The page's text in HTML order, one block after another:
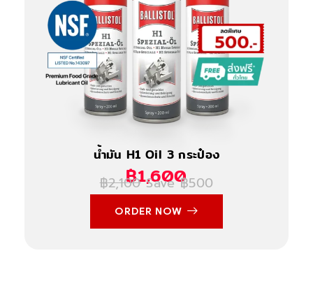
น้ำมัน H1 Oil 3 กระป๋อง
฿1,600
฿2,100Save ฿500
ORDER NOW